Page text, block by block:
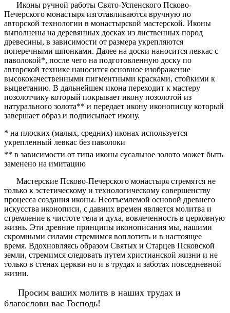
Иконы ручной работы Свято-Успенского Псково-
Печерского монастыря изготавливаются вручную по
авторской технологии в монастырской мастерской. Иконы
выполнены на деревянных досках из лиственных пород
древесины, в зависимости от размера укрепляются
поперечными шпонками. Далее на доски наносится левкас с
паволокой*, после чего на подготовленную доску по
авторской технике наносится основное изображение
высококачественными пигментными красками, стойкими к
выцветанию. В дальнейшем икона переходит к мастеру
позолотчику который покрывает икону позолотой из
натурального золота** и передает икону иконописцу который
завершает образ и подписывает икону.
* на плоских (малых, средних) иконах используется
укрепленный левкас без паволоки
** в зависимости от типа иконы сусальное золото может быть
заменено на имитацию
Мастерские Псково-Печерского монастыря стремятся не
только к эстетическому и технологическому совершенству
процесса создания иконы. Неотъемлемой основой древнего
искусства иконописи, с давних времен является молитва и
стремление к чистоте тела и духа, вовлеченность в церковную
жизнь. Эти древние принципы иконописания мы, нашими
скромными силами стремимся воплотить и в настоящее
время. Вдохновляясь образом Святых и Старцев Псковской
земли, стремимся следовать путем христианской жизни и не
только в стенах церкви но и в трудах и заботах повседневной
жизни.
Просим ваших молитв в наших трудах и
благослови вас Господь!